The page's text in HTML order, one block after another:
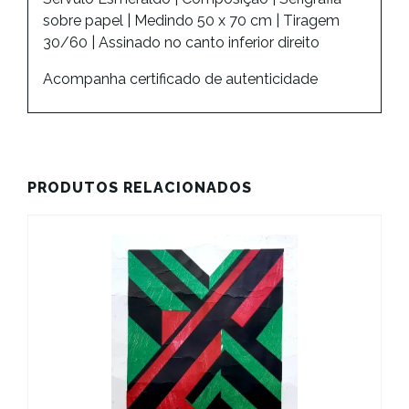
sobre papel | Medindo 50 x 70 cm | Tiragem
30/60 | Assinado no canto inferior direito
Acompanha certificado de autenticidade
PRODUTOS RELACIONADOS